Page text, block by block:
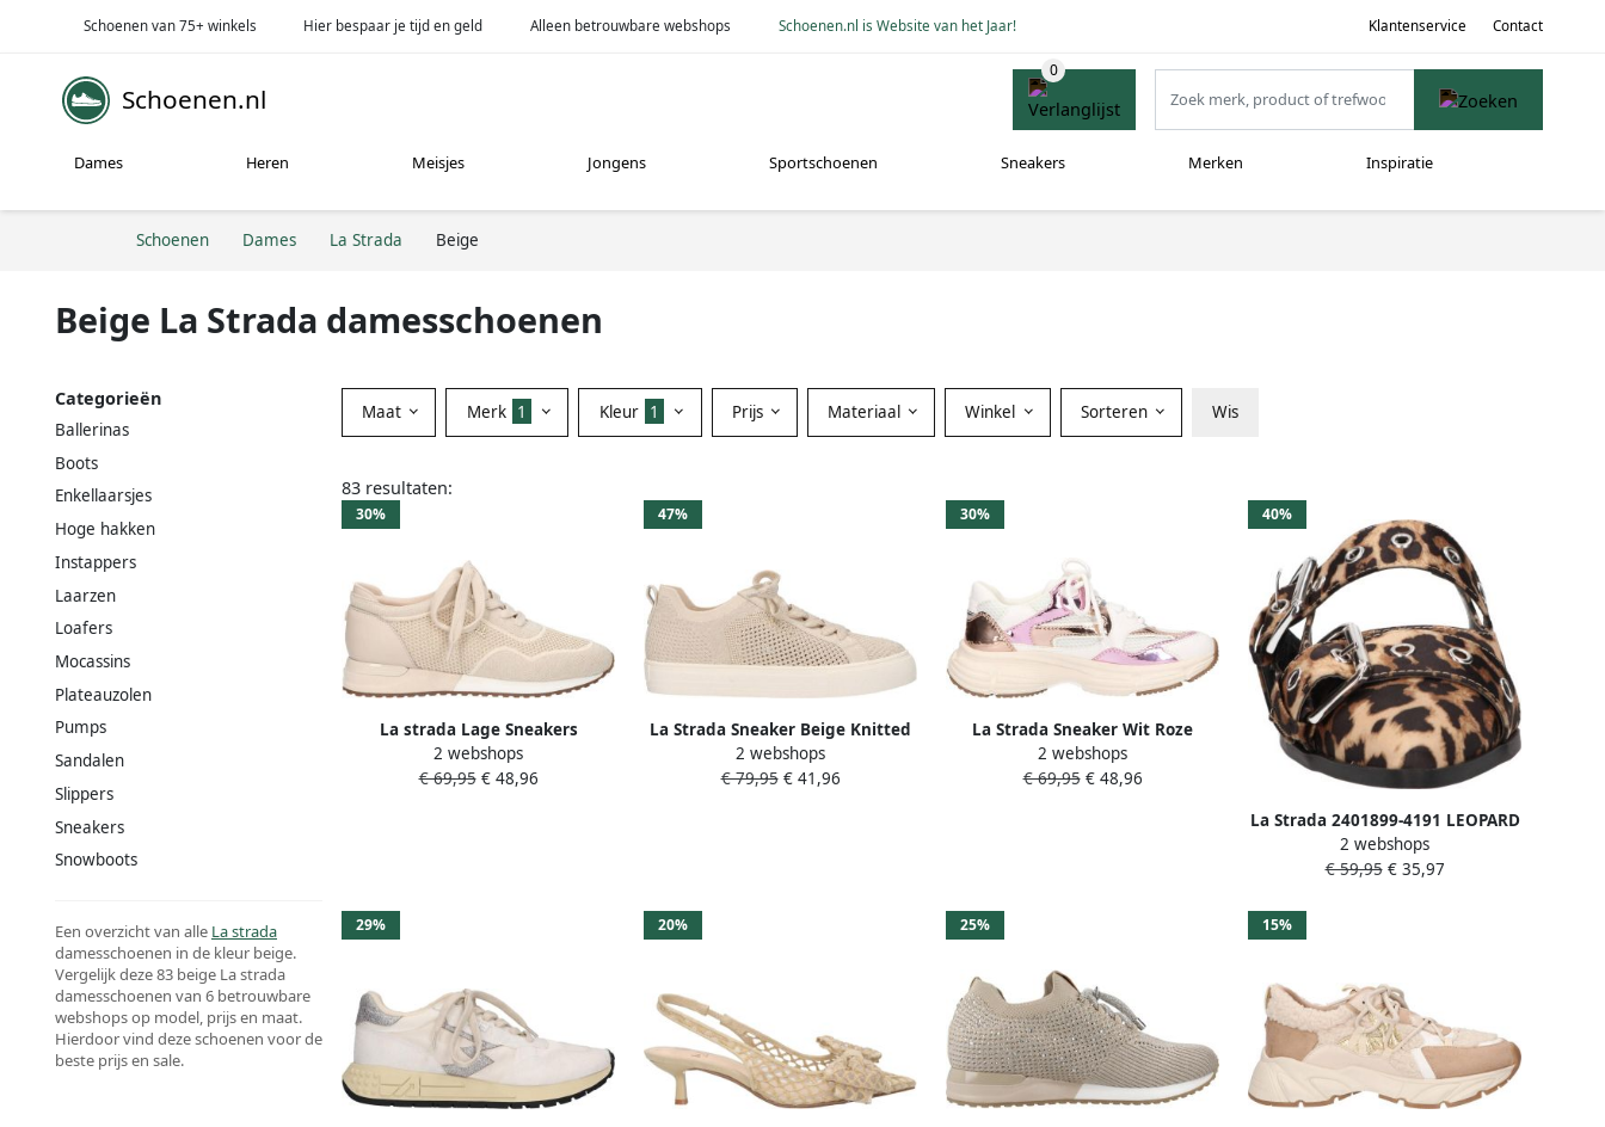
Schoenen van 75+ winkels Hier bespaar je tijd en geld Alleen betrouwbare webshops Schoenen.nl is Website van het Jaar! Klantenservice Contact
Schoenen.nl
Dames Heren Meisjes Jongens Sportschoenen Sneakers Merken Inspiratie
Schoenen Dames La Strada Beige
Beige La Strada damesschoenen
Categorieën
Ballerinas
Boots
Enkellaarsjes
Hoge hakken
Instappers
Laarzen
Loafers
Mocassins
Plateauzolen
Pumps
Sandalen
Slippers
Sneakers
Snowboots
Een overzicht van alle La strada
damesschoenen in de kleur beige.
Vergelijk deze 83 beige La strada
damesschoenen van 6 betrouwbare
webshops op model, prijs en maat.
Hierdoor vind deze schoenen voor de
beste prijs en sale.
Maat Merk 1 Kleur 1 Prijs Materiaal Winkel Sorteren Wis
83 resultaten:
30%
La strada Lage Sneakers
2501185s
2 webshops
€ 69,95€ 48,96
47%
La Strada Sneaker Beige Knitted
Damesschoenen
2 webshops
€ 79,95€ 41,96
30%
La Strada Sneaker Wit Roze
Textiel Damesschoenen
2 webshops
€ 69,95€ 48,96
40%
La Strada 2401899-4191 LEOPARD
dames instappers gekleed beige
2 webshops
€ 59,95€ 35,97
29% 20% 25% 15%